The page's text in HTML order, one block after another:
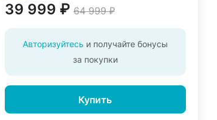
39 999 ₽ 64 999 ₽
Авторизуйтесь и получайте бонусы
за покупки
Купить